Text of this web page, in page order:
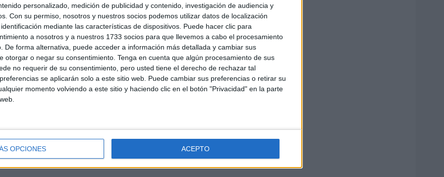
personalizado, medición de publicidad y contenido, investigación de audiencia y
Con su permiso, nosotros y nuestros socios podemos utilizar datos de localización
mediante las características de dispositivos. Puede hacer clic para
a nosotros y a nuestros 1733 socios para que llevemos a cabo el procesamiento
De forma alternativa, puede acceder a información más detallada y cambiar sus
otorgar o negar su consentimiento. Tenga en cuenta que algún procesamiento de sus
no requerir de su consentimiento, pero usted tiene el derecho de rechazar tal
se aplicarán solo a este sitio web. Puede cambiar sus preferencias o retirar su
momento volviendo a este sitio y haciendo clic en el botón "Privacidad" en la parte
OPCIONES ACEPTO
del profesorado, subrayando que gracias a su
formas de aprendizajemás dinámicas,
en la creatividad como uno de los principales
la programación y la robóticapermiten desarrollar
favoreciendo
innovación.